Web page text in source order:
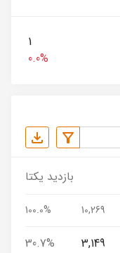
1
0.0%
بازدید یکتا
10,269
100.0%
3,149
30.7%